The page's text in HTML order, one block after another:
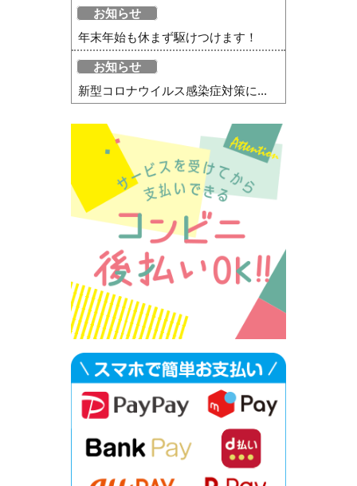
お知らせ
年末年始も休まず駆けつけます！
お知らせ
新型コロナウイルス感染症対策に...